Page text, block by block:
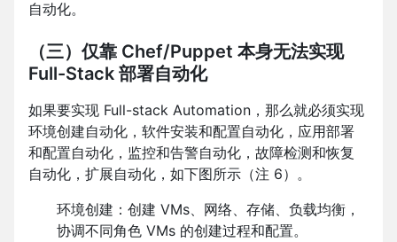
自动化。
（三）仅靠 Chef/Puppet 本身无法实现
Full-Stack 部署自动化
如果要实现 Full-stack Automation，那么就必须实现
环境创建自动化，软件安装和配置自动化，应用部署
和配置自动化，监控和告警自动化，故障检测和恢复
自动化，扩展自动化，如下图所示（注 6）。
环境创建：创建 VMs、网络、存储、负载均衡，
协调不同角色 VMs 的创建过程和配置。